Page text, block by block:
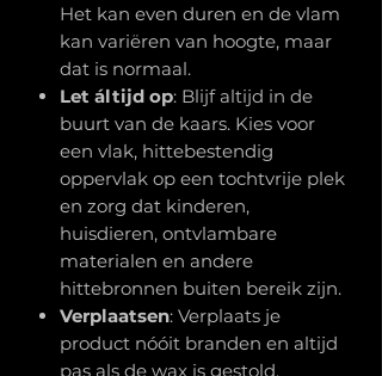
Het kan even duren en de vlam
kan variëren van hoogte, maar
dat is normaal.
Let áltijd op: Blijf altijd in de
buurt van de kaars. Kies voor
een vlak, hittebestendig
oppervlak op een tochtvrije plek
en zorg dat kinderen,
huisdieren, ontvlambare
materialen en andere
hittebronnen buiten bereik zijn.
Verplaatsen: Verplaats je
product nóóit branden en altijd
pas als de wax is gestold.